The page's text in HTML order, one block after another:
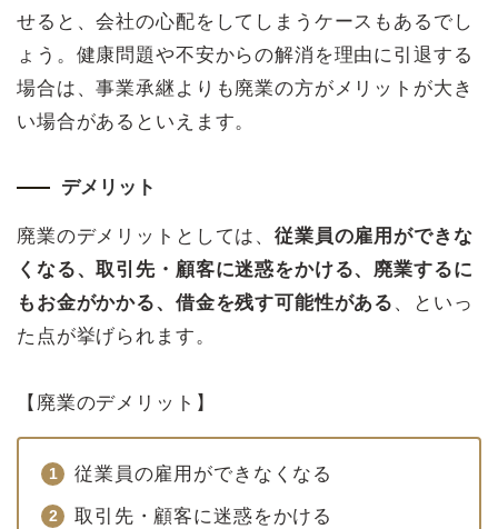
せると、会社の心配をしてしまうケースもあるでし
ょう。健康問題や不安からの解消を理由に引退する
場合は、事業承継よりも廃業の方がメリットが大き
い場合があるといえます。
デメリット
廃業のデメリットとしては、従業員の雇用ができな
くなる、取引先・顧客に迷惑をかける、廃業するに
もお金がかかる、借金を残す可能性がある 、といっ
た点が挙げられます。
【廃業のデメリット】
従業員の雇用ができなくなる
取引先・顧客に迷惑をかける